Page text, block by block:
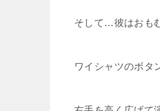
そして…彼はおも
ワイシャツのボタ